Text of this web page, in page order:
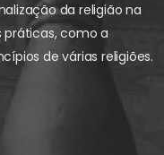
da religião na
práticas, como a
de várias religiões.